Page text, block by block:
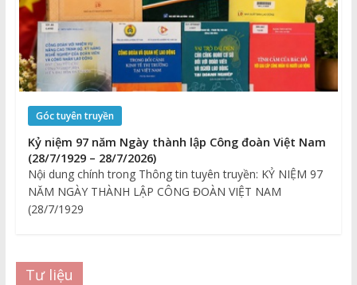
Góc tuyên truyền
Kỷ niệm 97 năm Ngày thành lập Công đoàn Việt Nam
(28/7/1929 – 28/7/2026)
Nội dung chính trong Thông tin tuyên truyền: KỶ NIỆM 97
NĂM NGÀY THÀNH LẬP CÔNG ĐOÀN VIỆT NAM
(28/7/1929
Tư liệu